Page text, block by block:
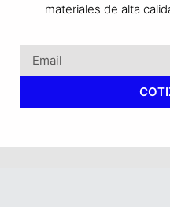
materiales de alta